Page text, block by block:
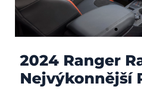
2024 Ranger
Nejvýkonnější